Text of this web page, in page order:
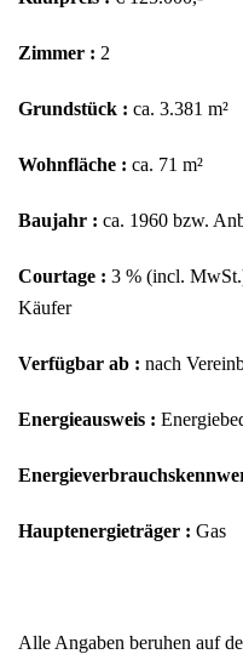
Zimmer : 2
Grundstück : ca. 3.381 m²
Wohnfläche : ca. 71 m²
Baujahr : ca. 1960 bzw.
Courtage : 3 % (incl.
Käufer
Verfügbar ab : nach
Energieausweis :
Hauptenergieträger : Gas
Alle Angaben beruhen auf